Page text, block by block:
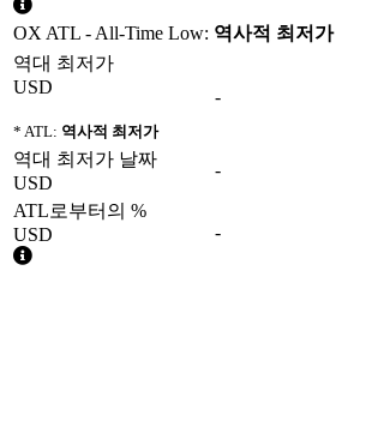
OX ATL - All-Time Low: 역사적 최저가
역대 최저가
USD
* ATL: 역사적 최저가
-
역대 최저가 날짜
USD
-
ATL로부터의 %
USD
-